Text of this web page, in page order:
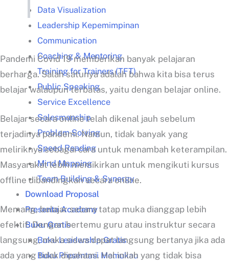
Data Visualization
Leadership Kepemimpinan
Communication
Coaching & Mentoring
Training for Trainers (TFT)
Public Speaking
Service Excellence
Salesmanship
Problem Solving
Speed Reading
Mind Mapping
Team Building & Synergy
Download Proposal
Presenta Academy
Buku Gratis
Buku Leadership Gratis
Buku Presentasi Memukau
Pandemi Covid 19 memberikan banyak pelajaran
berharga. Salah satunya adalah bahwa kita bisa terus
belajar walaupun terbatas, yaitu dengan belajar online.
Belajar secara online telah dikenal jauh sebelum
terjadinya pandemi. Namun, tidak banyak yang
meliriknya sebagai cara untuk menambah keterampilan.
Masyarakat lebih memikirkan untuk mengikuti kursus
offline dibandingkan secara online.
Memang, belajar secara tatap muka dianggap lebih
efektif. Dengan bertemu guru atau instruktur secara
langsung, maka siswa dapat langsung bertanya jika ada
ada yang tidak dipahami. Hal inilah yang tidak bisa